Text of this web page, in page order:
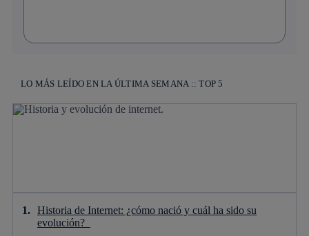
LO MÁS LEÍDO EN LA ÚLTIMA SEMANA :: TOP 5
Historia de Internet: ¿cómo nació y cuál ha sido su
evolución?